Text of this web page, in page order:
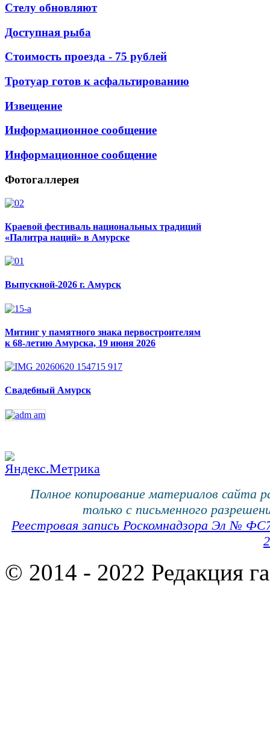
Стелу обновляют
Доступная рыба
Стоимость проезда - 75 рублей
Тротуар готов к асфальтированию
Извещение
Информационное сообщение
Информационное сообщение
Фотогаллерея
Краевой фестиваль национальных традиций
«Палитра наций» в Амурске
Выпускной-2026 г. Амурск
Митинг у памятного знака первостроителям
к 68-летию Амурска, 19 июня 2026
Свадебный Амурск
Полное копирование материалов сайта
только с письменного
Реестровая запись Роскомнадзора Эл №
© 2014 - 2022 Редакция